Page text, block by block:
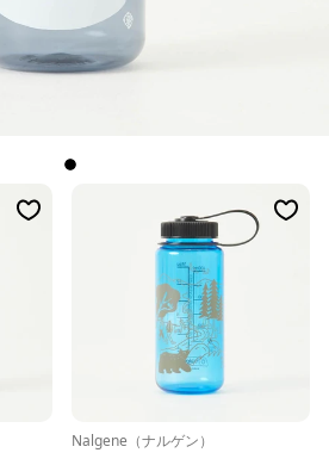
Nalgene（ナルゲン）